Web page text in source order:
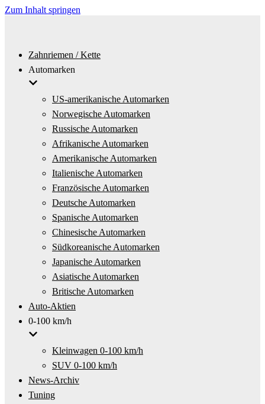
Zum Inhalt springen
Zahnriemen / Kette
Automarken
US-amerikanische Automarken
Norwegische Automarken
Russische Automarken
Afrikanische Automarken
Amerikanische Automarken
Italienische Automarken
Französische Automarken
Deutsche Automarken
Spanische Automarken
Chinesische Automarken
Südkoreanische Automarken
Japanische Automarken
Asiatische Automarken
Britische Automarken
Auto-Aktien
0-100 km/h
Kleinwagen 0-100 km/h
SUV 0-100 km/h
News-Archiv
Tuning